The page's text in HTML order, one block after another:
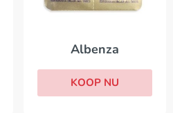
Albenza
KOOP NU